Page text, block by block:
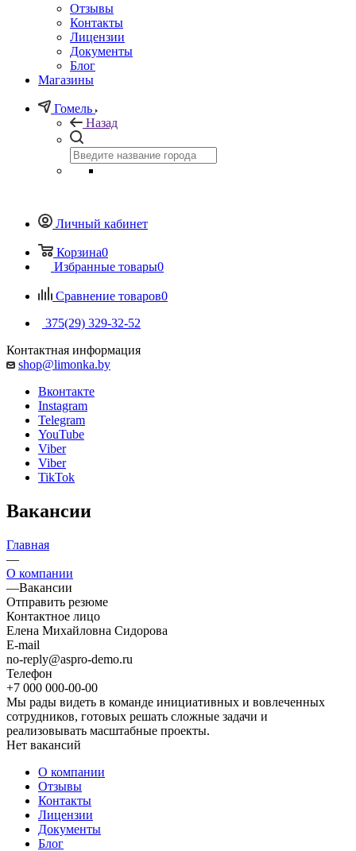
Отзывы
Контакты
Лицензии
Документы
Блог
Магазины
Гомель
Назад
Личный кабинет
Корзина0
Избранные товары0
Сравнение товаров0
375(29) 329-32-52
Контактная информация
shop@limonka.by
Вконтакте
Instagram
Telegram
YouTube
Viber
Viber
TikTok
Вакансии
Главная
—
О компании
—Вакансии
Отправить резюме
Контактное лицо
Елена Михайловна Сидорова
E-mail
no-reply@aspro-demo.ru
Телефон
+7 000 000-00-00
Мы рады видеть в команде инициативных и вовлеченных
сотрудников, готовых решать сложные задачи и
реализовывать масштабные проекты.
Нет вакансий
О компании
Отзывы
Контакты
Лицензии
Документы
Блог